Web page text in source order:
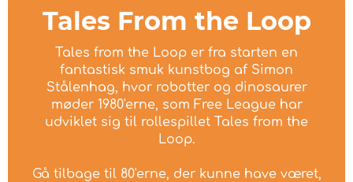
Tales From the Loop
Tales from the Loop er fra starten en
fantastisk smuk kunstbog af Simon
Stålenhag, hvor robotter og dinosaurer
møder 1980'erne, som Free League har
udviklet sig til rollespillet Tales from the
Loop.
Gå tilbage til 80'erne, der kunne have været,